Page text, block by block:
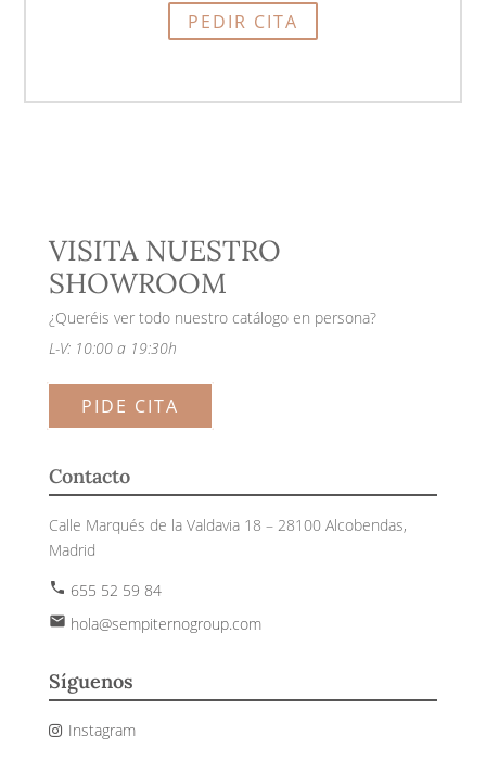
PEDIR CITA
VISITA NUESTRO
SHOWROOM
¿Queréis ver todo nuestro catálogo en persona?
L-V: 10:00 a 19:30h
PIDE CITA
Contacto
Calle Marqués de la Valdavia 18 – 28100 Alcobendas,
Madrid
phone 655 52 59 84
email hola@sempiternogroup.com
Síguenos
Instagram